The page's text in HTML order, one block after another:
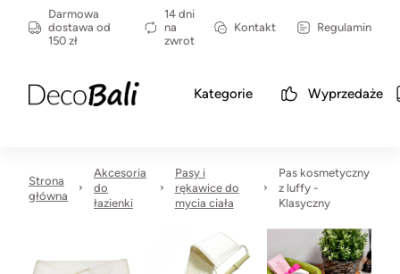
Darmowa
dostawa od
150 zł
14 dni
na
zwrot
Kontakt Regulamin
Kategorie Wyprzedaże
Strona
główna
Akcesoria
do
łazienki
Pasy i
rękawice do
mycia ciała
Pas kosmetyczny
z luffy -
Klasyczny